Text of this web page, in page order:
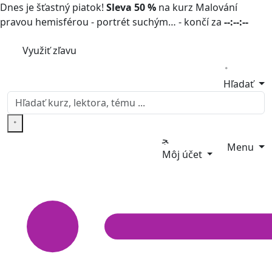
Dnes je šťastný piatok! Sleva 50 % na kurz Malování
pravou hemisférou - portrét suchým… - končí za --:--:--
Využiť zľavu
Hľadať
Môj účet
Menu